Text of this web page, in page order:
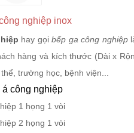
nghiệp inox
hay gọi bếp ga công nghiệp
hàng và kích thước (Dài x
trường học, bệnh viện...
công nghiệp
1 họng 1 vòi
2 họng 1 vòi